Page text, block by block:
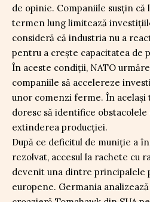
de opinie. Companiile susțin
termen lung limitează
consideră că industria nu a
pentru a crește capacitatea de
În aceste condiții, NATO
companiile să accelereze
unor comenzi ferme. În același
doresc să identifice
extinderea producției.
După ce deficitul de muniție a
rezolvat, accesul la rachete cu
devenit una dintre principalele
europene. Germania